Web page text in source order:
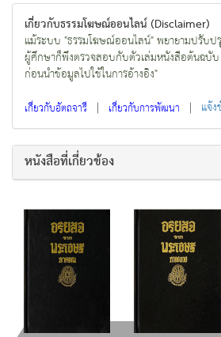
เกี่ยวกับธรรมโฆษณ์ออนไลน์ (Disclaimer)
แม้ระบบ "ธรรมโฆษณ์ออนไลน์" พยายามปรับ
ผู้ศึกษาก็พึงตรวจสอบกับตัวเล่มหนังสือต้นฉบั
ก่อนนำข้อมูลไปใช้ในการอ้างอิง"
เกี่ยวกับอัตถจารี | เกี่ยวกับการพัฒนา | แจ้
หนังสือที่เกี่ยวข้อง